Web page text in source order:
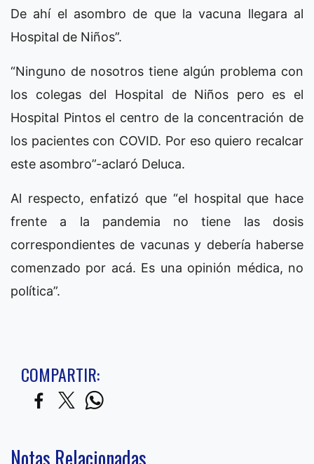
De ahí el asombro de que la vacuna llegara al
Hospital de Niños”.
“Ninguno de nosotros tiene algún problema con
los colegas del Hospital de Niños pero es el
Hospital Pintos el centro de la concentración de
los pacientes con COVID. Por eso quiero recalcar
este asombro”-aclaró Deluca.
Al respecto, enfatizó que “el hospital que hace
frente a la pandemia no tiene las dosis
correspondientes de vacunas y debería haberse
comenzado por acá. Es una opinión médica, no
política”.
COMPARTIR:
Notas Relacionadas